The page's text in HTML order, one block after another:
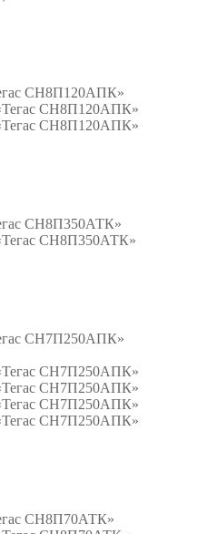
СН8П120АПК»
СН8П350АТК»
СН7П250АПК»
СН8П70АТК»